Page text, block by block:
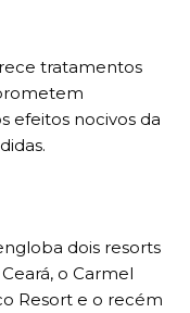
tratamentos
efeitos nocivos da
dois resorts
o Carmel
Resort e o recém